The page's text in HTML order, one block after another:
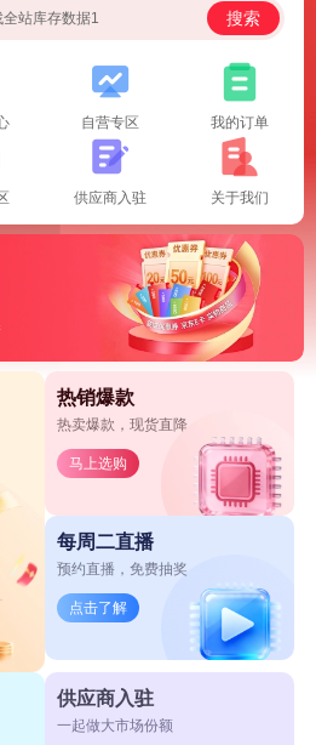
站库存数据1 搜索
自营专区 我的订单
供应商入驻 关于我们
热销爆款
热卖爆款，现货直降
马上选购
每周二直播
预约直播，免费抽奖
点击了解
供应商入驻
一起做大市场份额